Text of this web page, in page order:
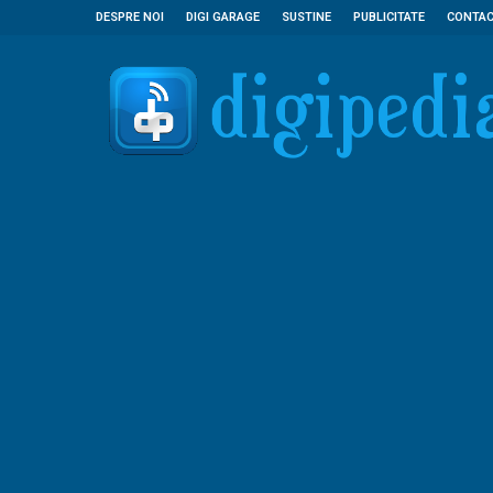
DESPRE NOI DIGI GARAGE SUSTINE PUBLICITATE